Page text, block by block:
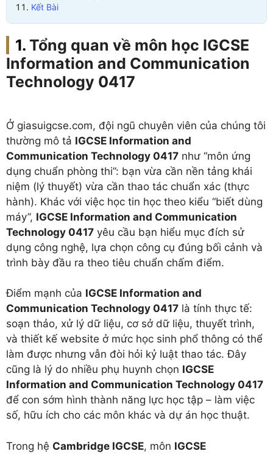
Kết Bài
Tổng quan về môn học IGCSE
Information and Communication
Technology 0417
Ở giasuigcse.com, đội ngũ chuyên viên của chúng tôi
thường mô tả IGCSE Information and
Communication Technology 0417 như “môn ứng
dụng chuẩn phòng thi”: bạn vừa cần nền tảng khái
niệm (lý thuyết) vừa cần thao tác chuẩn xác (thực
hành). Khác với việc học tin học theo kiểu “biết dùng
máy”, IGCSE Information and Communication
Technology 0417 yêu cầu bạn hiểu mục đích sử
dụng công nghệ, lựa chọn công cụ đúng bối cảnh và
trình bày đầu ra theo tiêu chuẩn chấm điểm.
Điểm mạnh của IGCSE Information and
Communication Technology 0417 là tính thực tế:
soạn thảo, xử lý dữ liệu, cơ sở dữ liệu, thuyết trình,
và thiết kế website ở mức học sinh phổ thông có thể
làm được nhưng vẫn đòi hỏi kỷ luật thao tác. Đây
cũng là lý do nhiều phụ huynh chọn IGCSE
Information and Communication Technology 0417
để con sớm hình thành năng lực học tập – làm việc
số, hữu ích cho các môn khác và dự án học thuật.
Trong hệ Cambridge IGCSE, môn IGCSE